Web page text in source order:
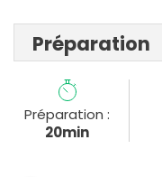
Préparation
Préparation :
20min